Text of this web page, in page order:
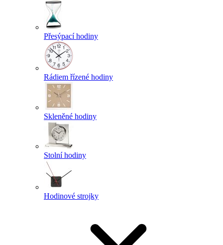
Přesýpací hodiny
Rádiem řízené hodiny
Skleněné hodiny
Stolní hodiny
Hodinové strojky